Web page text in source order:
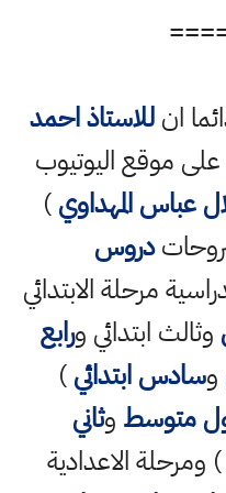
انللاستاذ احمد
موقع اليوتيوب
عباس المهداوي)
دروس
مرحلة الابتدائي
وثالث ابتدائي ورابع
وسادس ابتدائي)
متوسط وثاني
) ومرحلة الاعدادية